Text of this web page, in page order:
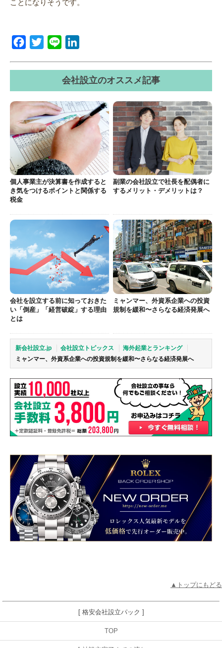
Facebook
Twitter Line
会社設立のオススメ記事
個人事業主が決算書を作成すると
き気をつけるポイントと関係する
税金
副業の会社設立で社長を配偶者に
するメリット・デメリットは？
会社を設立する前に知っておきた
い「倒産」「経営破綻」する理由
とは
ミャンマー、外資系企業への投資
規制を緩和〜さらなる経済発展へ
新会社設立.jp 会社設立トピックス
海外起業とランキング
ミャンマー、外資系企業への投資規制を緩和〜さらなる経済発展へ
▲トップにもどる
[ 格安会社設立パック ]
TOP